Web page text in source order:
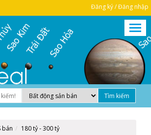
Đăng ký / Đăng nhập
bán 180 tỷ - 300 tỷ